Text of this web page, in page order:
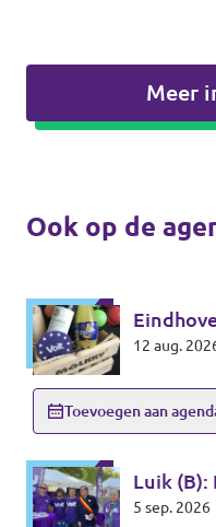
Meer
Ook op de
park -
12 aug.
Toevoegen aan
Luik (B):
5 sep. 2026